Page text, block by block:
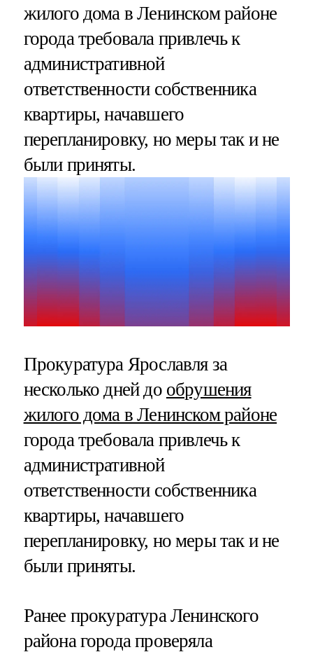
жилого дома в Ленинском районе
города требовала привлечь к
административной
ответственности собственника
квартиры, начавшего
перепланировку, но меры так и не
были приняты.
Прокуратура Ярославля за
несколько дней до обрушения
жилого дома в Ленинском районе
города требовала привлечь к
административной
ответственности собственника
квартиры, начавшего
перепланировку, но меры так и не
были приняты.
Ранее прокуратура Ленинского
района города проверяла